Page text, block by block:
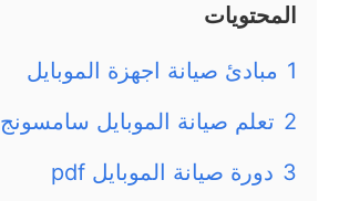
المحتويات
1 مبادئ صيانة اجهزة الموبايل
2 تعلم صيانة الموبايل سامسونج pdf
3 دورة صيانة الموبايل pdf